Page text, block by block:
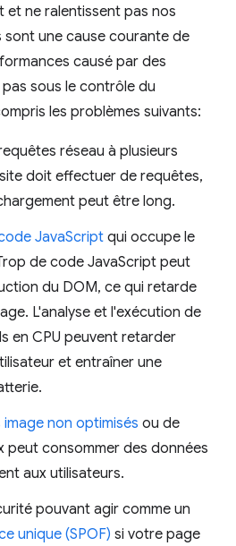
ne ralentissent pas nos
une cause courante de
causé par des
sous le contrôle du
les problèmes suivants:
réseau à plusieurs
doit effectuer de requêtes,
peut être long.
JavaScript qui occupe le
de code JavaScript peut
du DOM, ce qui retarde
L'analyse et l'exécution de
en CPU peuvent retarder
et entraîner une
non optimisés ou de
peut consommer des données
aux utilisateurs.
pouvant agir comme un
unique (SPOF) si votre page